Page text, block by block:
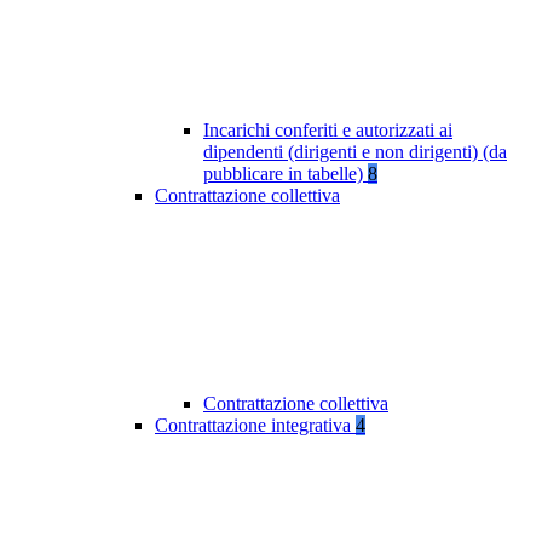
Incarichi conferiti e autorizzati ai
dipendenti (dirigenti e non dirigenti) (da
pubblicare in tabelle) 8
Contrattazione collettiva
Contrattazione collettiva
Contrattazione integrativa 4